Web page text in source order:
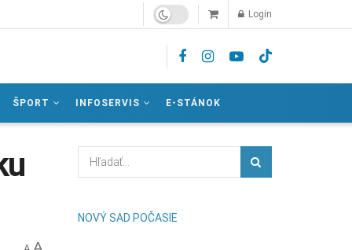
Login
ŠPORT INFOSERVIS E-STÁNOK
NOVÝ SAD POČASIE